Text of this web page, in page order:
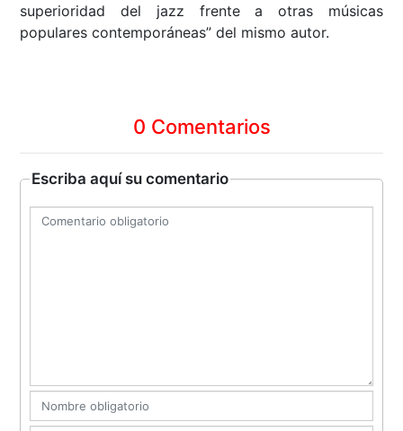
superioridad del jazz frente a otras músicas
populares contemporáneas” del mismo autor.
0 Comentarios
Escriba aquí su comentario